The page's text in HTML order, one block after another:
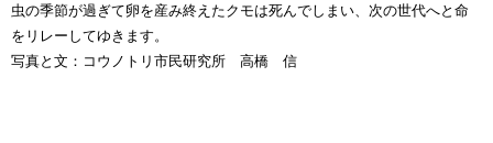
虫の季節が過ぎて卵を産み終えたクモは死んでしまい、次の世代へと命
をリレーしてゆきます。
写真と文：コウノトリ市民研究所 高橋 信